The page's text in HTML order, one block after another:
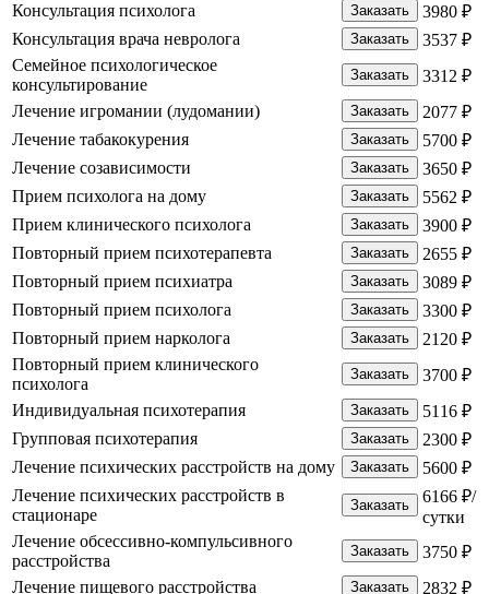
Консультация психолога
Заказать
3980 ₽
Консультация врача невролога
Заказать
3537 ₽
Семейное психологическое
консультирование
Заказать
3312 ₽
Лечение игромании (лудомании)
Заказать
2077 ₽
Лечение табакокурения
Заказать
5700 ₽
Лечение созависимости
Заказать
3650 ₽
Прием психолога на дому
Заказать
5562 ₽
Прием клинического психолога
Заказать
3900 ₽
Повторный прием психотерапевта
Заказать
2655 ₽
Повторный прием психиатра
Заказать
3089 ₽
Повторный прием психолога
Заказать
3300 ₽
Повторный прием нарколога
Заказать
2120 ₽
Повторный прием клинического
психолога
Заказать
3700 ₽
Индивидуальная психотерапия
Заказать
5116 ₽
Групповая психотерапия
Заказать
2300 ₽
Лечение психических расстройств на дому
Заказать
5600 ₽
Лечение психических расстройств в
стационаре
Заказать
6166 ₽/
сутки
Лечение обсессивно-компульсивного
расстройства
Заказать
3750 ₽
Лечение пищевого расстройства
Заказать
2832 ₽